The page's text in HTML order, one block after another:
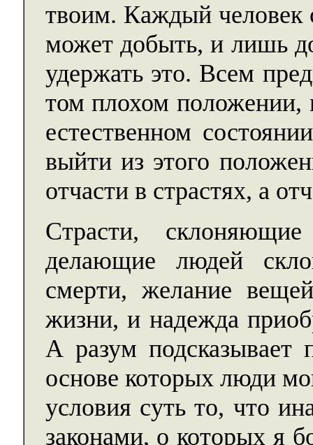
твоим. Каждый человек
может добыть, и лишь
удержать это. Всем
том плохом положении,
естественном
выйти из этого
отчасти в страстях, а
Страсти,
делающие людей
смерти, желание
жизни, и надежда
А разум подсказывает
основе которых люди
условия суть то, что
законами, о которых я